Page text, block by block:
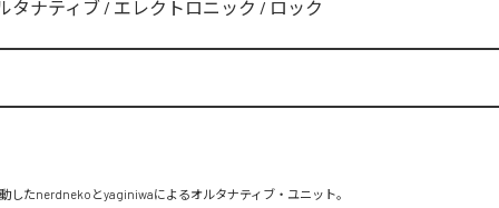
タナティブ / エレクトロニック / ロック
したnerdnekoとyaginiwaによるオルタナティブ・ユニット。